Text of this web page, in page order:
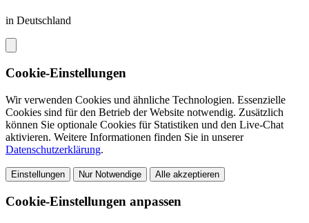
in Deutschland
Cookie-Einstellungen
Wir verwenden Cookies und ähnliche Technologien. Essenzielle
Cookies sind für den Betrieb der Website notwendig. Zusätzlich
können Sie optionale Cookies für Statistiken und den Live-Chat
aktivieren. Weitere Informationen finden Sie in unserer
Datenschutzerklärung.
Einstellungen Nur Notwendige Alle akzeptieren
Cookie-Einstellungen anpassen